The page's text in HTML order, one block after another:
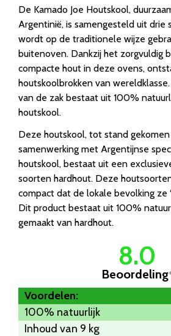
De Kamado Joe Houtskool,
Argentinië, is samengesteld uit drie
wordt op de traditionele wijze
buitenoven. Dankzij het zorgvuldig
compacte hout in deze ovens,
houtskoolbrokken van
van de zak bestaat uit 100%
houtskool.
Deze houtskool, tot stand
samenwerking met Argentijnse
houtskool, bestaat uit een
soorten hardhout. Deze
compact dat de lokale bevolking ze
Dit product bestaat uit 100%
gemaakt van hardhout.
8.0
Beoordeling
Voordelen:
100% natuurlijk
Inhoud van 9 kg